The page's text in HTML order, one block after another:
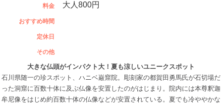
料金 大人800円
おすすめ時間
定休日
その他
大きな仏頭がインパクト大！夏も涼しいユニークスポット
石川県随一の珍スポット、ハニベ巌窟院。彫刻家の都賀田勇馬氏が石切場だ
った洞窟に百数十体に及ぶ仏像を安置したのがはじまり。院内には本尊釈迦
牟尼像をはじめ約百数十体の仏像などが安置されている。夏でも冷ややかな